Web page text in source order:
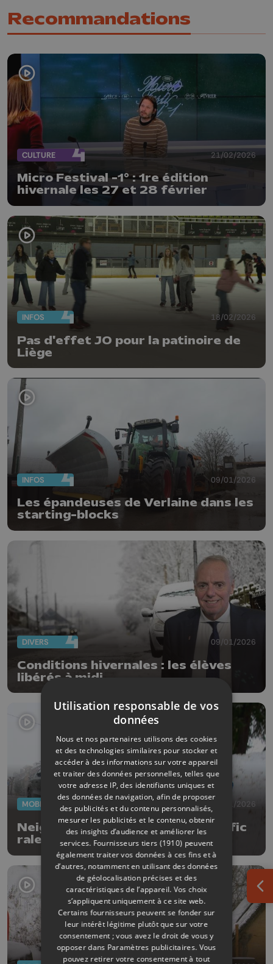
Recommandations
CULTURE 21/02/2026
Micro Festival -1° : 1re édition
hivernale les 27 et 28 février
INFOS 18/02/2026
Pas d'effet JO pour la patinoire de
Liège
INFOS 09/01/2026
Les épandeuses de Verlaine dans les
starting-blocks
DIVERS 09/01/2026
Conditions hivernales : les élèves
libérés à midi
MOBILITÉ 07/01/2026
Neige en Province de Liège : traffic
ralenti et enfants ravis
Utilisation responsable de vos
données
Nous et nos partenaires utilisons des cookies
et des technologies similaires pour stocker et
accéder à des informations sur votre appareil
et traiter des données personnelles, telles que
votre adresse IP, des identifiants uniques et
des données de navigation, afin de proposer
des publicités et du contenu personnalisés,
mesurer les publicités et le contenu, obtenir
des insights d’audience et améliorer les
services. Fournisseurs tiers (1910) peuvent
également traiter vos données à ces fins et à
d’autres, notamment en utilisant des données
de géolocalisation précises et des
caractéristiques de l’appareil. Vos choix
s’appliquent uniquement à ce site web.
Certains fournisseurs peuvent se fonder sur
leur intérêt légitime plutôt que sur votre
consentement ; vous avez le droit de vous y
opposer dans Paramètres publicitaires. Vous
pouvez retirer votre consentement à tout